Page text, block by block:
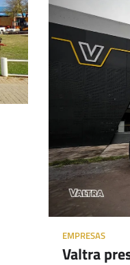
EMPRESAS
Valtra